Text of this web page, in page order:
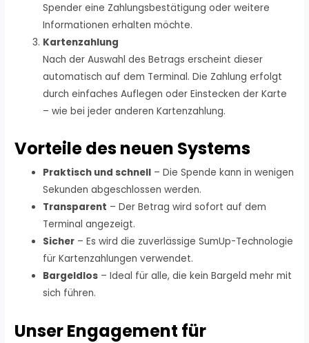
Spender eine Zahlungsbestätigung oder weitere
Informationen erhalten möchte.
Kartenzahlung
Nach der Auswahl des Betrags erscheint dieser
automatisch auf dem Terminal. Die Zahlung erfolgt
durch einfaches Auflegen oder Einstecken der Karte
– wie bei jeder anderen Kartenzahlung.
Vorteile des neuen Systems
Praktisch und schnell – Die Spende kann in wenigen
Sekunden abgeschlossen werden.
Transparent – Der Betrag wird sofort auf dem
Terminal angezeigt.
Sicher – Es wird die zuverlässige SumUp-Technologie
für Kartenzahlungen verwendet.
Bargeldlos – Ideal für alle, die kein Bargeld mehr mit
sich führen.
Unser Engagement für